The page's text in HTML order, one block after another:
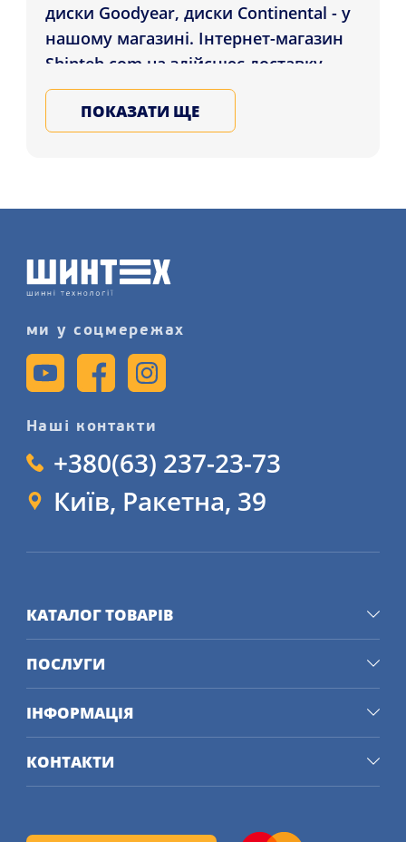
диски Goodyear, диски Continental - у
нашому магазині. Інтернет-магазин
Shinteh.com.ua здійснює доставку
Диски Allante 184 6.5x15 4x98 ET35
DIA58.6 HB клієнтам у регіонах: Київ,
Черкаси, Одеса і в ін. міста України.
на послугу шиномонтажного сервісу
ПОКАЗАТИ ЩЕ
ми у соцмережах
Наші контакти
+380(63) 237-23-73
Київ, Ракетна, 39
КАТАЛОГ ТОВАРІВ
ПОСЛУГИ
ІНФОРМАЦІЯ
КОНТАКТИ